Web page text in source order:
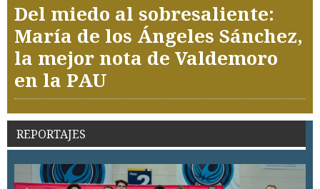
Del miedo al sobresaliente:
María de los Ángeles Sánchez,
la mejor nota de Valdemoro
en la PAU
REPORTAJES